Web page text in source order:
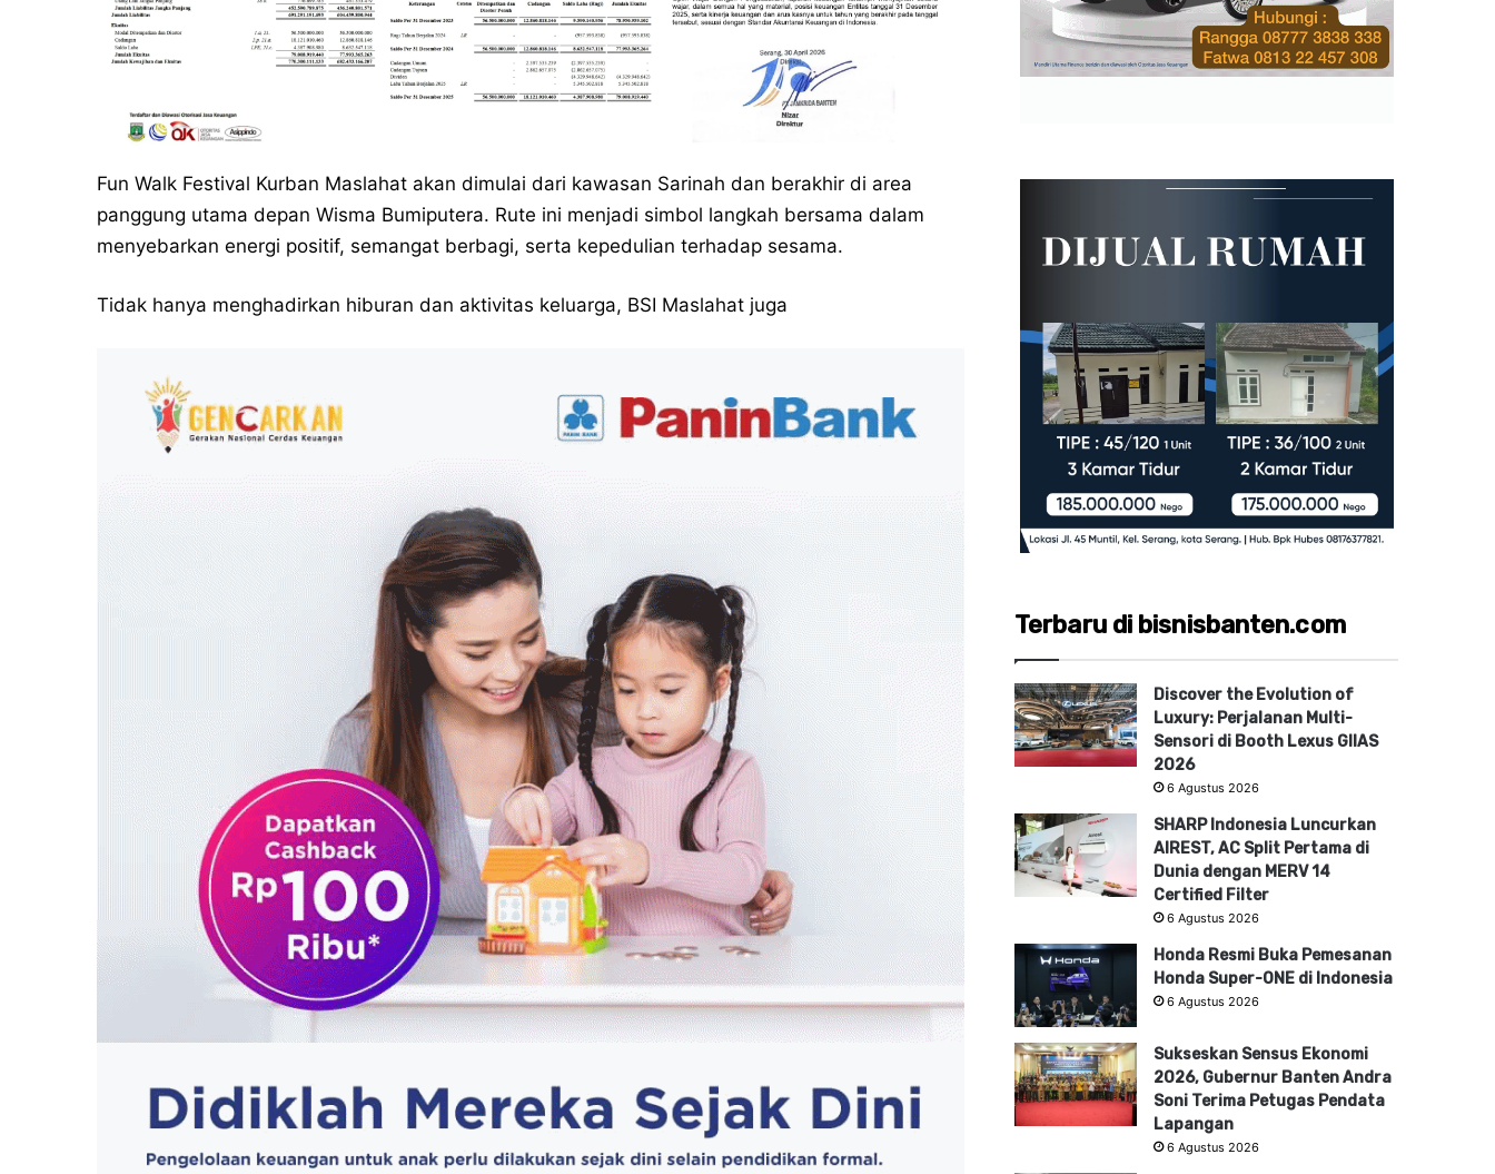
Fun Walk Festival Kurban Maslahat akan dimulai dari kawasan Sarinah dan berakhir di area
panggung utama depan Wisma Bumiputera. Rute ini menjadi simbol langkah bersama dalam
menyebarkan energi positif, semangat berbagi, serta kepedulian terhadap sesama.
Tidak hanya menghadirkan hiburan dan aktivitas keluarga, BSI Maslahat juga
Terbaru di bisnisbanten.com
Discover the Evolution of
Luxury: Perjalanan Multi-
Sensori di Booth Lexus GIIAS
2026
6 Agustus 2026
SHARP Indonesia Luncurkan
AIREST, AC Split Pertama di
Dunia dengan MERV 14
Certified Filter
6 Agustus 2026
Honda Resmi Buka Pemesanan
Honda Super-ONE di Indonesia
6 Agustus 2026
Sukseskan Sensus Ekonomi
2026, Gubernur Banten Andra
Soni Terima Petugas Pendata
Lapangan
6 Agustus 2026